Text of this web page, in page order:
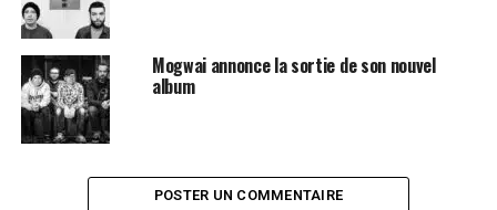
Mogwai annonce la sortie de son nouvel
album
POSTER UN COMMENTAIRE